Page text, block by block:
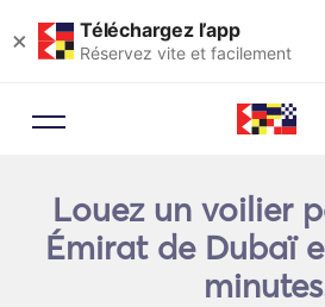
× Téléchargez l’app
Réservez vite et facilement
Louez un voilier
Émirat de Dubaï